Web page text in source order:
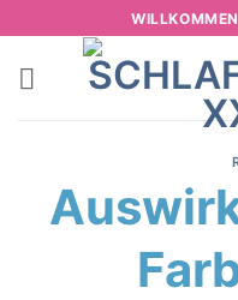
Inhalt
springen